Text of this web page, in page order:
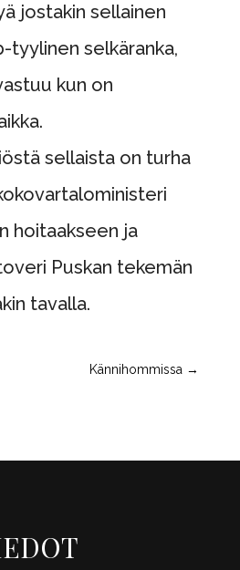
jostakin sellainen
tyylinen selkäranka,
kun on
sellaista on turha
hoitaakseen ja
Puskan tekemän
tavalla.
Kännihommissa →